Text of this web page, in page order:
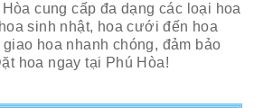
cung cấp đa dạng các loại hoa
sinh nhật, hoa cưới đến hoa
hoa nhanh chóng, đảm bảo
hoa ngay tại Phú Hòa!